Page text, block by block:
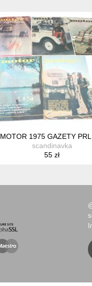
MOTOR 1975 GAZETY PRL
scandinavka
55 zł